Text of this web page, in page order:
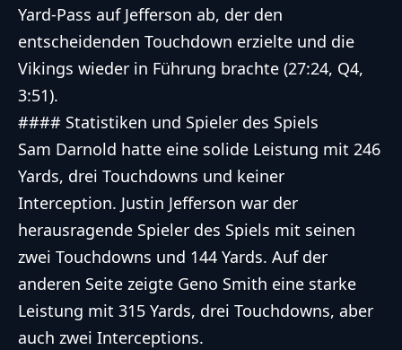
Yard-Pass auf Jefferson ab, der den
entscheidenden Touchdown erzielte und die
Vikings wieder in Führung brachte (27:24, Q4,
3:51).
#### Statistiken und Spieler des Spiels
Sam Darnold hatte eine solide Leistung mit 246
Yards, drei Touchdowns und keiner
Interception. Justin Jefferson war der
herausragende Spieler des Spiels mit seinen
zwei Touchdowns und 144 Yards. Auf der
anderen Seite zeigte Geno Smith eine starke
Leistung mit 315 Yards, drei Touchdowns, aber
auch zwei Interceptions.